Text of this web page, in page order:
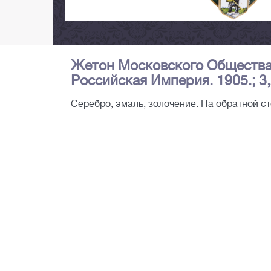
Жетон Московского
Российская Империя. 1905.;
Серебро, эмаль, золочение. На обратной